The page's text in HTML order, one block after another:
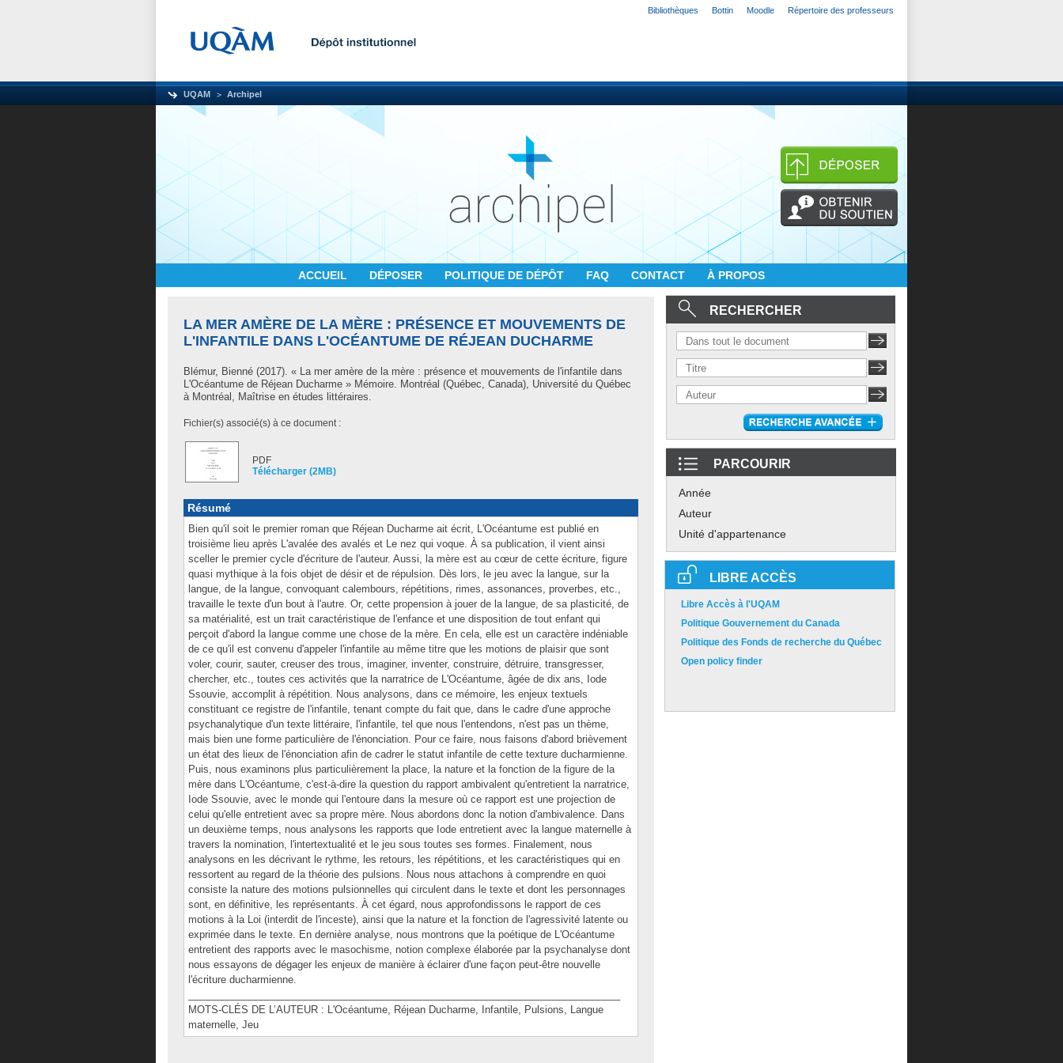
Bibliothèques Bottin Moodle Répertoire des professeurs
UQAM Archipel
ACCUEIL DÉPOSER POLITIQUE DE DÉPÔT FAQ CONTACT À PROPOS
LA MER AMÈRE DE LA MÈRE : PRÉSENCE ET MOUVEMENTS DE
L'INFANTILE DANS L'OCÉANTUME DE RÉJEAN DUCHARME
Blémur, Bienné (2017). « La mer amère de la mère : présence et mouvements de l'infantile dans
L'Océantume de Réjean Ducharme » Mémoire. Montréal (Québec, Canada), Université du Québec
à Montréal, Maîtrise en études littéraires.
Fichier(s) associé(s) à ce document :
PDF
Télécharger (2MB)
Résumé
Bien qu'il soit le premier roman que Réjean Ducharme ait écrit, L'Océantume est publié en
troisième lieu après L'avalée des avalés et Le nez qui voque. À sa publication, il vient ainsi
sceller le premier cycle d'écriture de l'auteur. Aussi, la mère est au cœur de cette écriture, figure
quasi mythique à la fois objet de désir et de répulsion. Dès lors, le jeu avec la langue, sur la
langue, de la langue, convoquant calembours, répétitions, rimes, assonances, proverbes, etc.,
travaille le texte d'un bout à l'autre. Or, cette propension à jouer de la langue, de sa plasticité, de
sa matérialité, est un trait caractéristique de l'enfance et une disposition de tout enfant qui
perçoit d'abord la langue comme une chose de la mère. En cela, elle est un caractère indéniable
de ce qu'il est convenu d'appeler l'infantile au même titre que les motions de plaisir que sont
voler, courir, sauter, creuser des trous, imaginer, inventer, construire, détruire, transgresser,
chercher, etc., toutes ces activités que la narratrice de L'Océantume, âgée de dix ans, Iode
Ssouvie, accomplit à répétition. Nous analysons, dans ce mémoire, les enjeux textuels
constituant ce registre de l'infantile, tenant compte du fait que, dans le cadre d'une approche
psychanalytique d'un texte littéraire, l'infantile, tel que nous l'entendons, n'est pas un thème,
mais bien une forme particulière de l'énonciation. Pour ce faire, nous faisons d'abord brièvement
un état des lieux de l'énonciation afin de cadrer le statut infantile de cette texture ducharmienne.
Puis, nous examinons plus particulièrement la place, la nature et la fonction de la figure de la
mère dans L'Océantume, c'est-à-dire la question du rapport ambivalent qu'entretient la narratrice,
Iode Ssouvie, avec le monde qui l'entoure dans la mesure où ce rapport est une projection de
celui qu'elle entretient avec sa propre mère. Nous abordons donc la notion d'ambivalence. Dans
un deuxième temps, nous analysons les rapports que Iode entretient avec la langue maternelle à
travers la nomination, l'intertextualité et le jeu sous toutes ses formes. Finalement, nous
analysons en les décrivant le rythme, les retours, les répétitions, et les caractéristiques qui en
ressortent au regard de la théorie des pulsions. Nous nous attachons à comprendre en quoi
consiste la nature des motions pulsionnelles qui circulent dans le texte et dont les personnages
sont, en définitive, les représentants. À cet égard, nous approfondissons le rapport de ces
motions à la Loi (interdit de l'inceste), ainsi que la nature et la fonction de l'agressivité latente ou
exprimée dans le texte. En dernière analyse, nous montrons que la poétique de L'Océantume
entretient des rapports avec le masochisme, notion complexe élaborée par la psychanalyse dont
nous essayons de dégager les enjeux de manière à éclairer d'une façon peut-être nouvelle
l'écriture ducharmienne.
MOTS-CLÉS DE L’AUTEUR : L'Océantume, Réjean Ducharme, Infantile, Pulsions, Langue
maternelle, Jeu
RECHERCHER
PARCOURIR
Année
Auteur
Unité d'appartenance
LIBRE ACCÈS
Libre Accès à l'UQAM
Politique Gouvernement du Canada
Politique des Fonds de recherche du Québec
Open policy finder